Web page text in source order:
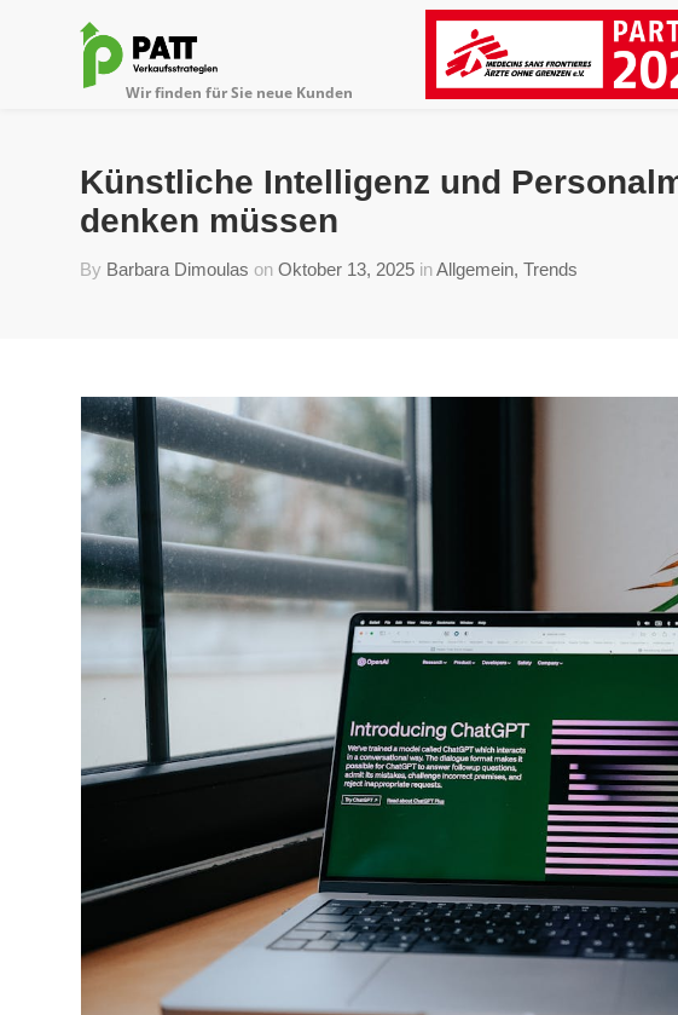
Künstliche Intelligenz und
denken müssen
By Barbara Dimoulas on Oktober 13, 2025 inAllgemein,Trends